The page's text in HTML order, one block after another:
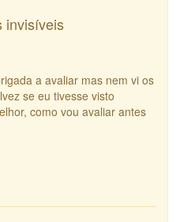
invisíveis
a avaliar mas nem vi os
se eu tivesse visto
como vou avaliar antes